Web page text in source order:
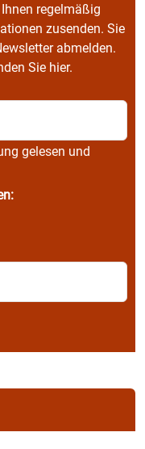
regelmäßig
zusenden. Sie
abmelden.
Sie hier.
gelesen und